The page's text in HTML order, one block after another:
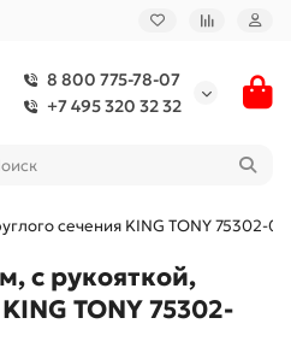
8 800 775-78-07
+7 495 320 32 32
сечения KING TONY 75302-
с рукояткой,
TONY 75302-